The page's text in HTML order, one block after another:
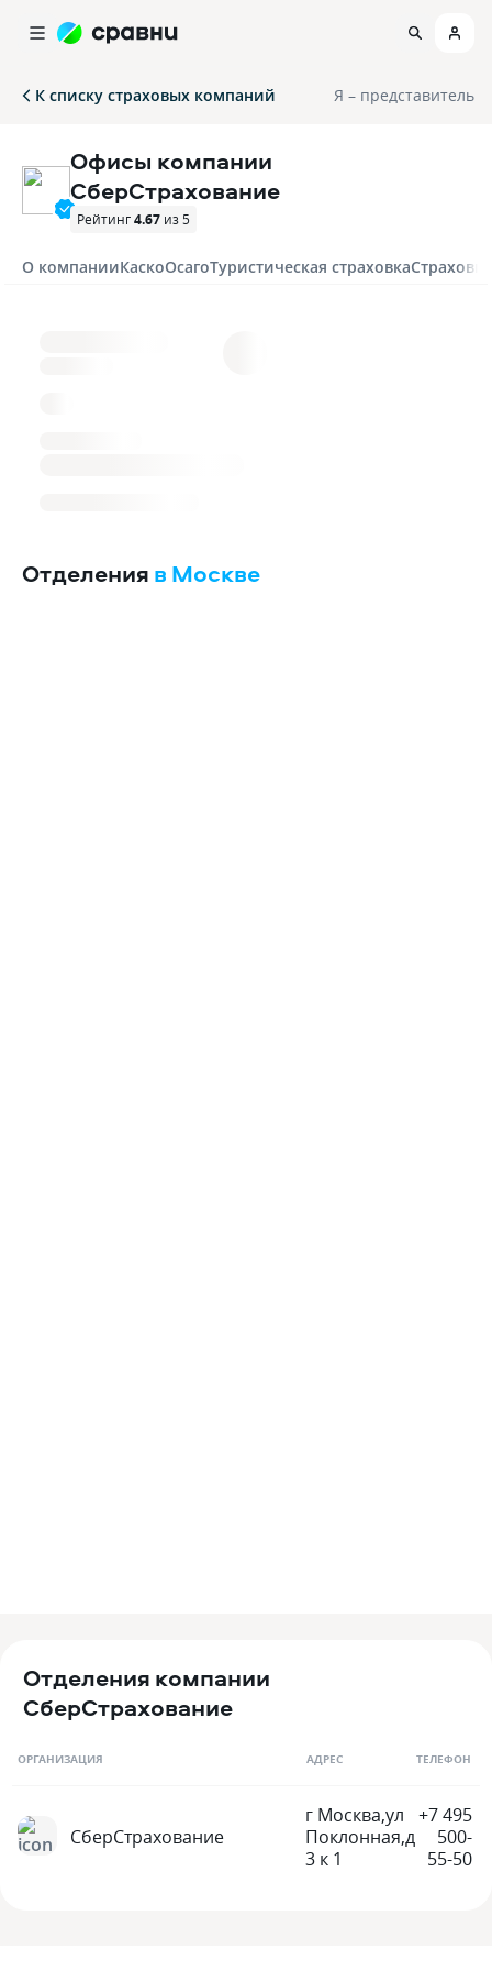
К списку страховых компаний Я – представитель
Офисы компании
СберСтрахование
Рейтинг4.67 из 5
О компанииКаскоОсагоТуристическая страховка
Отделения в Москве
Отделения компании
СберСтрахование
ОРГАНИЗАЦИЯ АДРЕС ТЕЛЕФОН
СберСтрахование
г Москва,ул
Поклонная,д
3 к 1
+7 495
500-
55-50